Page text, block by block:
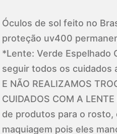
Óculos de sol feito no
proteção uv400
*Lente: Verde Espelhado
seguir todos os cuidados
E NÃO REALIZAMOS
CUIDADOS COM A
de produtos para o
maquiagem pois eles